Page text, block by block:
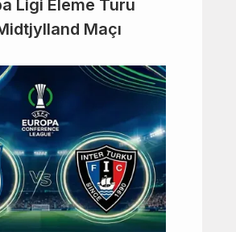
Ligi Eleme Turu
Maçı